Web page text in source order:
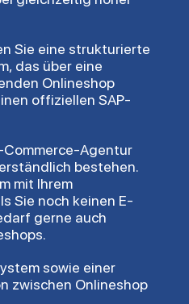
Sie eine strukturierte
das über eine
Onlineshop
offiziellen SAP-
Commerce-Agentur
bestehen.
mit Ihrem
Sie noch keinen E-
gerne auch
sowie einer
zwischen Onlineshop